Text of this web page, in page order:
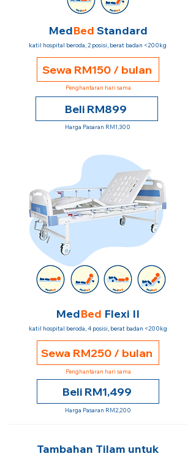
MedBed Standard
katil hospital beroda, 2 posisi, berat badan <200kg
Sewa RM150 / bulan
Penghantaran hari sama
Beli RM899
Harga Pasaran RM1,300
MedBed Flexi II
katil hospital beroda, 4 posisi, berat badan <200kg
Sewa RM250 / bulan
Penghantaran hari sama
Beli RM1,499
Harga Pasaran RM2,200
Tambahan Tilam untuk